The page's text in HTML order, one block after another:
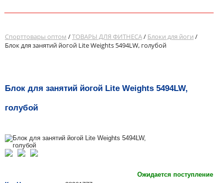
Спорттовары оптом /ТОВАРЫ ДЛЯ ФИТНЕСА/ Блоки для йоги /
Блок для занятий йогой Lite Weights 5494LW, голубой
Блок для занятий йогой Lite Weights 5494LW,
голубой
Ожидается поступление